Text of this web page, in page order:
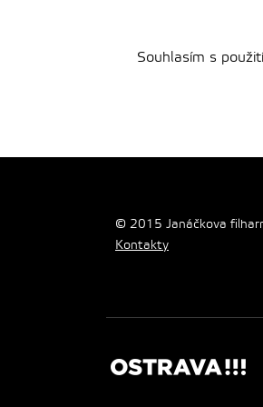
Souhlasím s
© 2015 Janáčkova
Kontakty